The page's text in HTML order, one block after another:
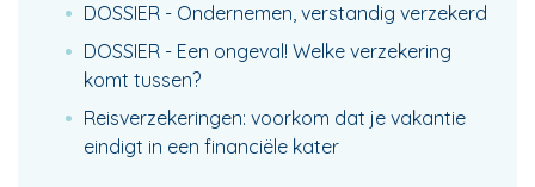
DOSSIER - Ondernemen, verstandig verzekerd
DOSSIER - Een ongeval! Welke verzekering
komt tussen?
Reisverzekeringen: voorkom dat je vakantie
eindigt in een financiële kater